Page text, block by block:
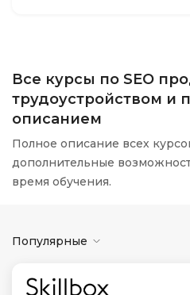
Все курсы по SEO
трудоустройством и
описанием
Полное описание всех
дополнительные
время обучения.
Популярные